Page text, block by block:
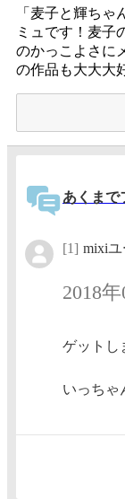
「麦子と輝ち
ミュです！麦
のかっこよさに
の作品も大大大
あくまで
[1] mixi
2018
ゲットし
いっちゃ